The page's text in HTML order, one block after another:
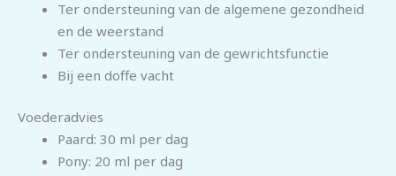
Ter ondersteuning van de algemene gezondheid
en de weerstand
Ter ondersteuning van de gewrichtsfunctie
Bij een doffe vacht
Voederadvies
Paard: 30 ml per dag
Pony: 20 ml per dag